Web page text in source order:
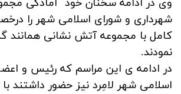
وی در ادامه سخنان خود آمادگی
شهرداری و شورای اسلامی شهر را
کامل با مجموعه آتش نشانی همانند
نمودند.
در ادامه ی این مراسم که رئیس و
اسلامی شهر لامِرد نیز حضور داشتند با